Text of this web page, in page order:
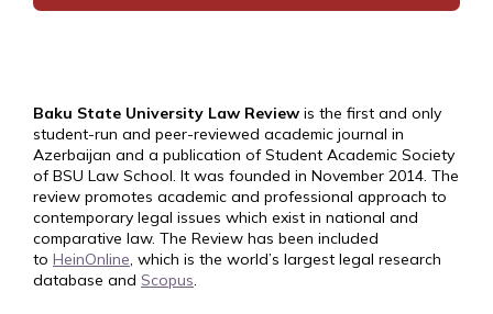
Baku State University Law Review is the first and only
student-run and peer-reviewed academic journal in
Azerbaijan and a publication of Student Academic Society
of BSU Law School. It was founded in November 2014. The
review promotes academic and professional approach to
contemporary legal issues which exist in national and
comparative law. The Review has been included
to HeinOnline, which is the world’s largest legal research
database and Scopus.